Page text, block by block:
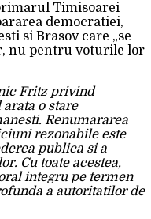
Timisoarei
democratiei,
si Brasov care „se
nu pentru voturile lor
Fritz privind
o stare
Renumararea
rezonabile este
publica si a
Cu toate acestea,
integru pe termen
a autoritatilor de